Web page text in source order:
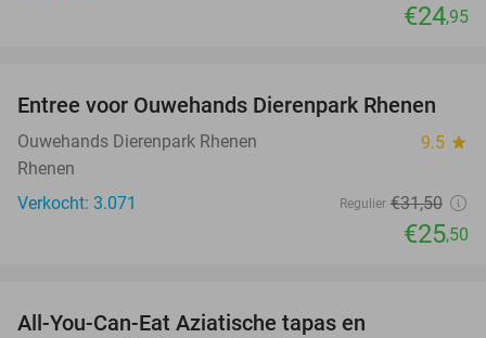
€24,95
19%
Entree voor Ouwehands Dierenpark Rhenen
Ouwehands Dierenpark Rhenen 9.5 star
Rhenen
Verkocht: 3.071
Regulier €31,50
€25,50
All-You-Can-Eat Aziatische tapas en